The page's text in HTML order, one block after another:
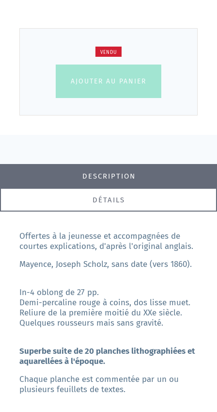
VENDU
AJOUTER AU PANIER
DESCRIPTION
DÉTAILS
Offertes à la jeunesse et accompagnées de
courtes explications, d'après l'original anglais.
Mayence, Joseph Scholz, sans date (vers 1860).
In-4 oblong de 27 pp.
Demi-percaline rouge à coins, dos lisse muet.
Reliure de la première moitié du XXe siècle.
Quelques rousseurs mais sans gravité.
Superbe suite de 20 planches lithographiées et
aquarellées à l'époque.
Chaque planche est commentée par un ou
plusieurs feuillets de textes.